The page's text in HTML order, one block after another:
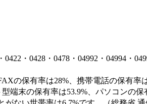
・0428・0478・04992・04994・
の保有率は28%、携帯電話の保有率
端末の保有率は53.9%、パソコンの保